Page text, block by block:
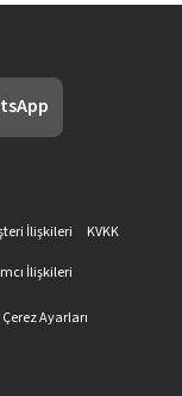
İlişkileri
KVKK
İlişkileri
Çerez Ayarları